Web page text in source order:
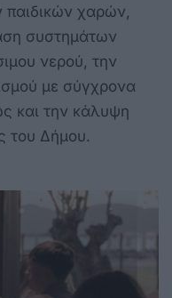
παιδικών χαρών,
συστημάτων
νερού, την
με σύγχρονα
και την κάλυψη
του Δήμου.